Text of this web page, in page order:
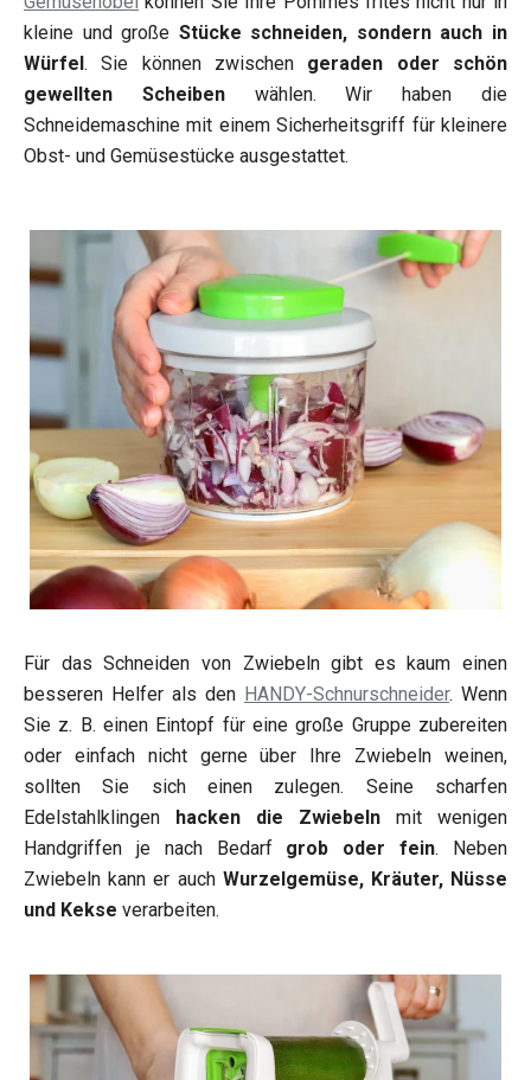
kleine und große Stücke schneiden, sondern auch in
Würfel . Sie können zwischen geraden oder schön
gewellten Scheibenwählen. Wir haben die
Schneidemaschine mit einem Sicherheitsgriff für kleinere
Obst- und Gemüsestücke ausgestattet.
Für das Schneiden von Zwiebeln gibt es kaum einen
besseren Helfer als den HANDY-Schnurschneider. Wenn
Sie z. B. einen Eintopf für eine große Gruppe zubereiten
oder einfach nicht gerne über Ihre Zwiebeln weinen,
sollten Sie sich einen zulegen. Seine scharfen
Edelstahlklingen hacken die Zwiebeln mit wenigen
Handgriffen je nach Bedarf grob oder fein. Neben
Zwiebeln kann er auch Wurzelgemüse, Kräuter, Nüsse
und Kekse verarbeiten.